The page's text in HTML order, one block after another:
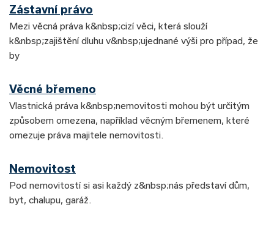
Zástavní právo
Mezi věcná práva k&nbsp;cizí věci, která slouží
k&nbsp;zajištění dluhu v&nbsp;ujednané výši pro případ, že
by
Věcné břemeno
Vlastnická práva k&nbsp;nemovitosti mohou být určitým
způsobem omezena, například věcným břemenem, které
omezuje práva majitele nemovitosti.
Nemovitost
Pod nemovitostí si asi každý z&nbsp;nás představí dům,
byt, chalupu, garáž.